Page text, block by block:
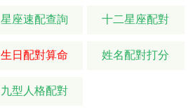
星座速配查詢 十二星座配對
生日配對算命 姓名配對打分
九型人格配對